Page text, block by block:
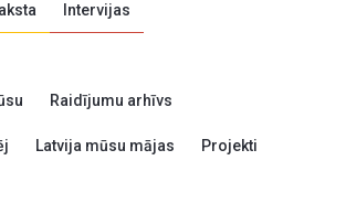
Intervijas
Raidījumu arhīvs
Latvija mūsu mājas Projekti